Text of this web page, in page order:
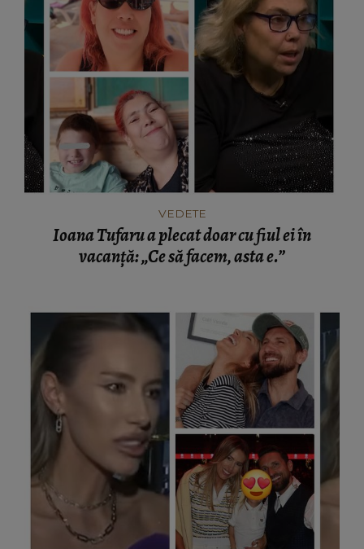
VEDETE
Ioana Tufaru a plecat doar cu fiul ei în
vacanță: „Ce să facem, asta e.”